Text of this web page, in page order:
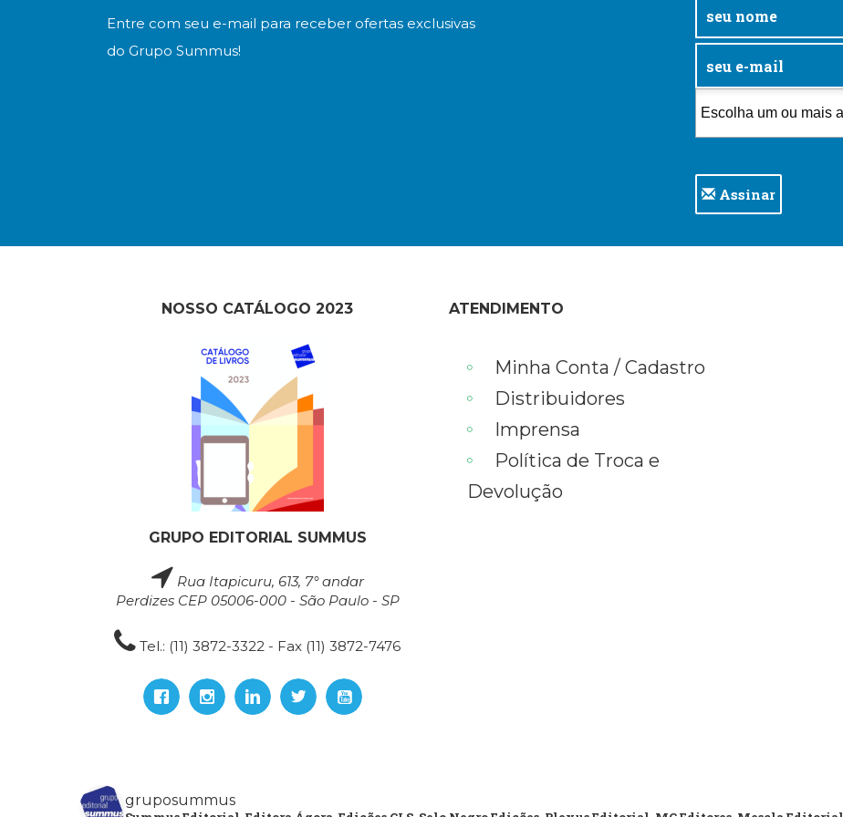
Entre com seu e-mail para receber ofertas exclusivas
do Grupo Summus!
Assinar
NOSSO CATÁLOGO 2023
GRUPO EDITORIAL SUMMUS
Rua Itapicuru, 613, 7° andar
Perdizes CEP 05006-000 - São Paulo - SP
Tel.: (11) 3872-3322 - Fax (11) 3872-7476
ATENDIMENTO
Minha Conta / Cadastro
Distribuidores
Imprensa
Política de Troca e
Devolução
gruposummus